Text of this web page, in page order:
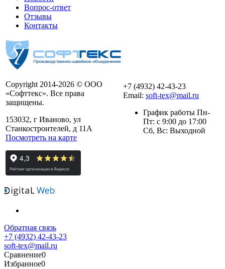
Вопрос-ответ
Отзывы
Контакты
Copyright 2014-2026 © ООО
«Софттекс». Все права
защищены.
153032, г Иваново, ул
Станкостроителей, д 11А
Посмотреть на карте
+7 (4932) 42-43-23
Email: soft-tex@mail.ru
График работы Пн-
Пт: с 9:00 до 17:00
Сб, Вс: Выходной
Обратная связь
+7 (4932) 42-43-23
soft-tex@mail.ru
Сравнение0
Избранное0